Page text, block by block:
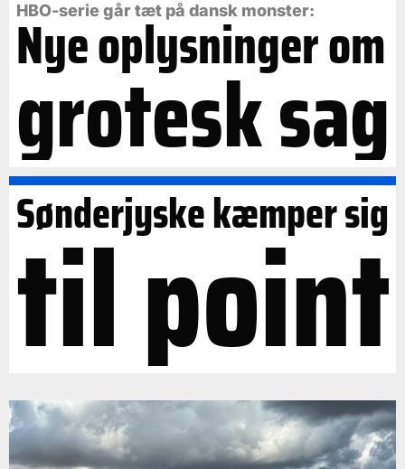
HBO-serie går tæt på dansk monster:
Nye oplysninger om
grotesk sag
Sønderjyske kæmper sig
til point